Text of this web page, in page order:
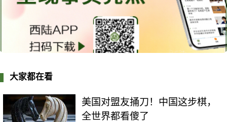
大家都在看
美国对盟友捅刀！中国这步棋，
全世界都看傻了